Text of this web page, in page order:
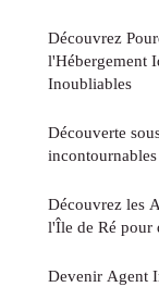
Découvrez
l'Hébergement
Inoubliables
Découverte
Découvrez les
l'Île de Ré pour
Devenir Agent